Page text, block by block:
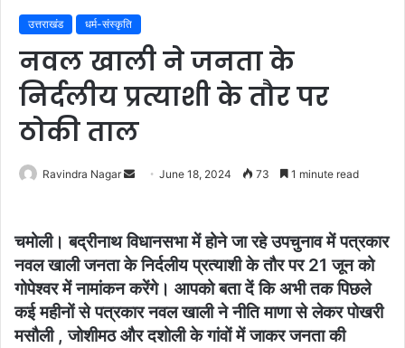
उत्तराखंड धर्म-संस्कृति
नवल खाली ने जनता के
निर्दलीय प्रत्याशी के तौर पर
ठोकी ताल
Ravindra Nagar
SendJune 18, 2024 73 1 minute read
चमोली। बद्रीनाथ विधानसभा में होने जा रहे उपचुनाव में पत्रकार
नवल खाली जनता के निर्दलीय प्रत्याशी के तौर पर 21 जून को
गोपेश्वर में नामांकन करेंगे। आपको बता दें कि अभी तक पिछले
कई महीनों से पत्रकार नवल खाली ने नीति माणा से लेकर पोखरी
मसौली , जोशीमठ और दशोली के गांवों में जाकर जनता की